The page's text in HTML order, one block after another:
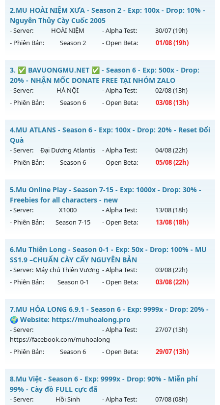
Mu Trường Tồn - Cam kết lâu dài - Máy chủ siêu mượt
Mu mới ra tháng 08 2026 - Mở máy chủ
ngày 07/08/2626
Exp: 9999x - Drop: 90%
Thể loại: Mu Nguyên bản Webzen
Antihack: ICMPROTECT ✅ 🔴 ✨ ⚡️
2.MU HOÀI NIỆM XƯA - Season 2 - Exp: 100x - Drop: 10% -
Nguyên Thủy Cày Cuốc 2005
- Server: HOÀI NIỆM - Alpha Test: 30/07(19h)
- Phiên Bản:
Season 2 - Open Beta: 01/08(19h)
MU HOÀI NIỆM XƯA - Nguyên Thủy Cày Cuốc 2005
Mu mới ra tháng 08 2026 - Mở máy chủHOÀI NIỆM
ngày 01/08/2626
Exp: 100x - Drop: 10%
Thể loại: Mu Nguyên bản Webzen
Antihack: Phiên bản mới nhất
3. ✅ BAVUONGMU.NET ✅ - Season 6 - Exp: 500x - Drop:
20% - NHẬN MỐC DONATE FREE TẠI NHÓM ZALO
- Server: HÀ NỘI - Alpha Test: 02/08(13h)
- Phiên Bản:
Season 6 - Open Beta: 03/08(13h)
NHÓM ZALO
Mu mới ra tháng 08 2026 - Mở máy chủ
HÀ NỘIvào 13h
ngày 03/08/2626
Kiểu reset: Reset In Game
Thể loại: Mu Nguyên bản Webzen
Antihack: FPS 60 PLUS - CHỐNG HACK 100%
4.MU ATLANS - Season 6 - Exp: 100x - Drop: 20% - Reset Đổi
Quà
- Server: Đại Dương Atlantis - Alpha Test: 04/08(22h)
- Phiên Bản:
Season 6 - Open Beta: 05/08(22h)
MU ATLANS - Reset Đổi Quà
Mu mới ra tháng 08 2026 - Mở máy chủ
vào 22h ngày 05/08/2626
Exp: 100x - Drop: 20%
Thể loại: Mu Nguyên bản Webzen
Antihack: Shark
5.Mu Online Play - Season 7-15 - Exp: 1000x - Drop: 30% -
Freebies for all characters - new
- Server: X1000 - Alpha Test: 13/08(18h)
- Phiên Bản:
Season 7-15 - Open Beta: 13/08(18h)
Mu Online Play - Freebies for all characters - new
Mu mới ra tháng 08 2026 - Mở máy chủ
13/08/2626
Exp: 1000x - Drop: 30%
Thể loại: Mu Nguyên bản Webzen
Antihack: AntiShield
6.Mu Thiên Long - Season 0-1 - Exp: 50x - Drop: 100% - MU
SS1.9 –CHUẨN CÀY CẤY NGUYÊN BẢN
- Server: Máy chủ Thiên Vương - Alpha Test: 03/08(22h)
- Phiên Bản:
Season 0-1 - Open Beta: 03/08(22h)
Mu Thiên Long - MU SS1.9 –CHUẨN CÀY CẤY NGUYÊN BẢN
Mu mới ra tháng 08 2026 - Mở máy chủ
Vương vào 22h ngày 03/08/2626
Exp: 50x - Drop: 100%
Antihack: Gameguard
7.MU HỎA LONG 6.9.1 - Season 6 - Exp: 9999x - Drop: 20% -
🌍 Website: https://muhoalong.pro
- Server:
https://facebook.com/muhoalong
- Alpha Test: 27/07(13h)
- Phiên Bản: Season 6 - Open Beta: 29/07(13h)
MU HỎA LONG 6.9.1 - 🌍 Website: https://muhoalong.pro
Mu mới ra tháng 07 2026 - Mở máy chủ
https://facebook.com/muhoalongvào 13h ngày
8.Mu Việt - Season 6 - Exp: 9999x - Drop: 90% - Miễn phí
99% - Cày đồ FULL cực đã
- Server: Hồi Sinh - Alpha Test: 07/08(08h)